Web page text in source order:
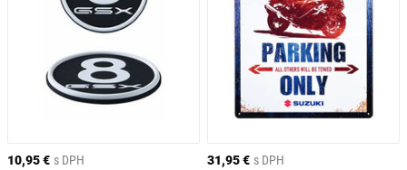
10,95 € s DPH
31,95 € s DPH